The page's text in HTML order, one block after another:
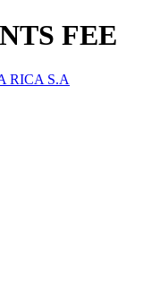
FEE
RICA S.A